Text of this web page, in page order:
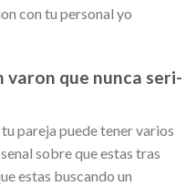
con tu personal yo
varon que nunca seri­
pareja puede tener varios
sobre que estas tras
estas buscando un